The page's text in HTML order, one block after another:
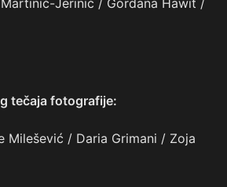
Jerinić / Gordana Hawit /
tečaja fotografije:
Milešević / Daria Grimani / Zoja